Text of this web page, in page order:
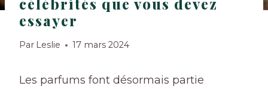
essayer
Par Leslie 17 mars 2024
Les parfums font désormais partie